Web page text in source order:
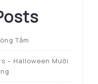
Tắm
– Halloween Mười